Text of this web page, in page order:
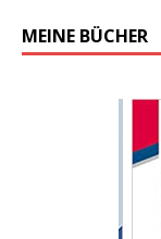
MEINE BÜCHER